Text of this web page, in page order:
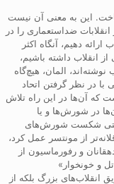
این به معنی آن نیست
ضداستعماری را در
دهیم، آنگاه اکثر
انقلاب داشته باشیم،
المان، هیچ‌گاه
در نظر گرفتن اتحاد
که آن‌ها در این راه تلاش
در شورش‌ها و یا
شدند. حتی شکست شورش‌های
از مونتسر عمل کرد،
و رفورماسیون از
و خونخوار»
انقلاب‌های بزرگ بلکه از